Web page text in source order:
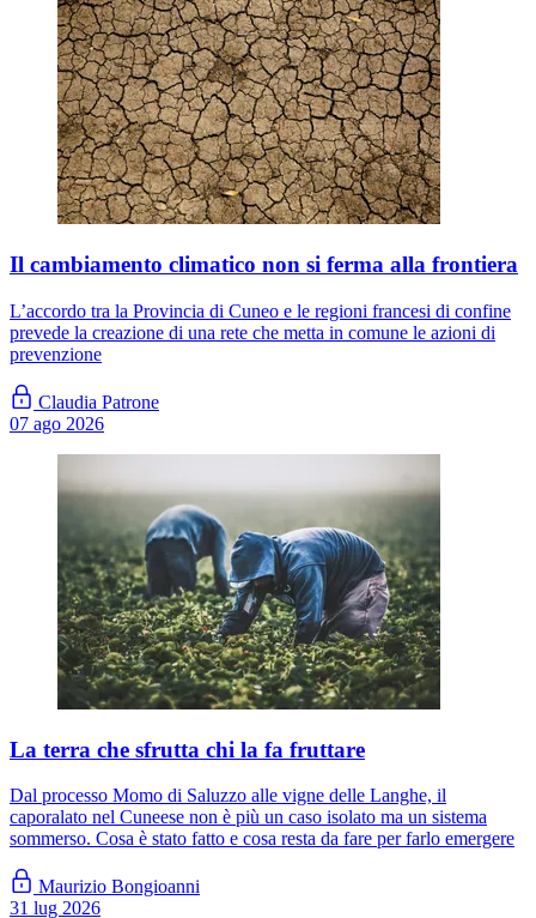
Il cambiamento climatico non si ferma alla frontiera
L’accordo tra la Provincia di Cuneo e le regioni francesi di confine
prevede la creazione di una rete che metta in comune le azioni di
prevenzione
Claudia Patrone
07 ago 2026
La terra che sfrutta chi la fa fruttare
Dal processo Momo di Saluzzo alle vigne delle Langhe, il
caporalato nel Cuneese non è più un caso isolato ma un sistema
sommerso. Cosa è stato fatto e cosa resta da fare per farlo emergere
Maurizio Bongioanni
31 lug 2026